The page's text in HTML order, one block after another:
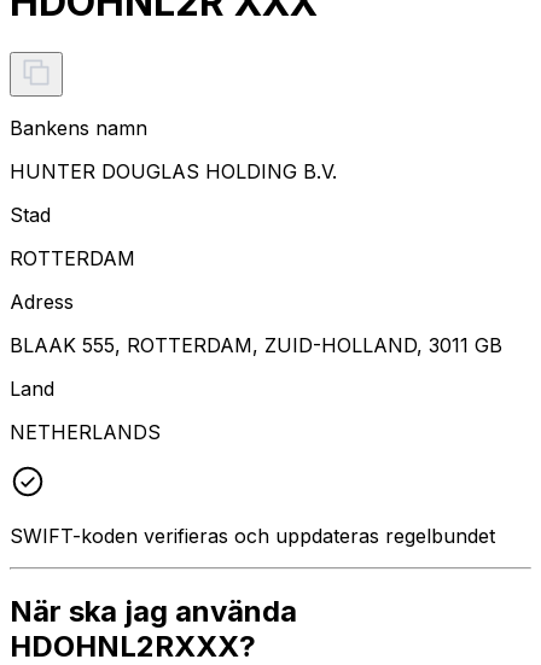
Bankens namn
HUNTER DOUGLAS HOLDING B.V.
Stad
ROTTERDAM
Adress
BLAAK 555, ROTTERDAM, ZUID-HOLLAND, 3011 GB
Land
NETHERLANDS
SWIFT-koden verifieras och uppdateras regelbundet
När ska jag använda
HDOHNL2RXXX?